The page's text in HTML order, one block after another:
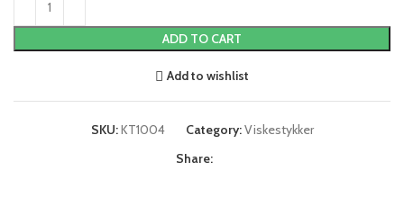
ADD TO CART
Add to wishlist
SKU:KT1004 Category:Viskestykker
Share: